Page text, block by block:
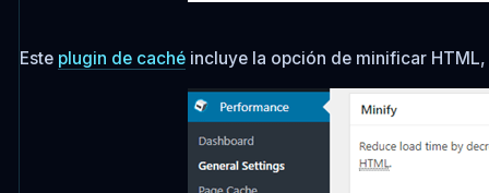
Este plugin de cachéincluye la opción de minificar HTML,